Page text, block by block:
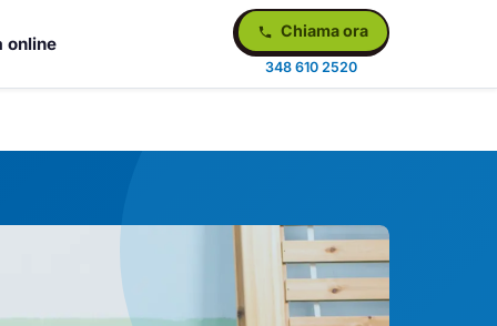
online
Chiama ora
348 610 2520